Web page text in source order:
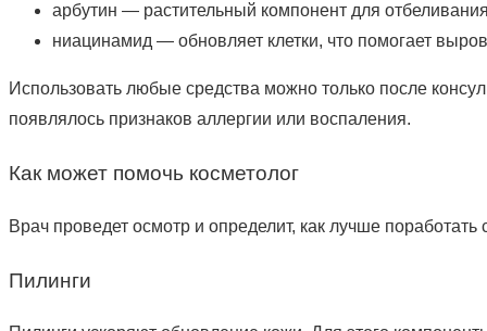
арбутин — растительный компонент для
ниацинамид — обновляет клетки, что помогает
Использовать любые средства можно только после
появлялось признаков аллергии или воспаления.
Как может помочь косметолог
Врач проведет осмотр и определит, как лучше
Пилинги